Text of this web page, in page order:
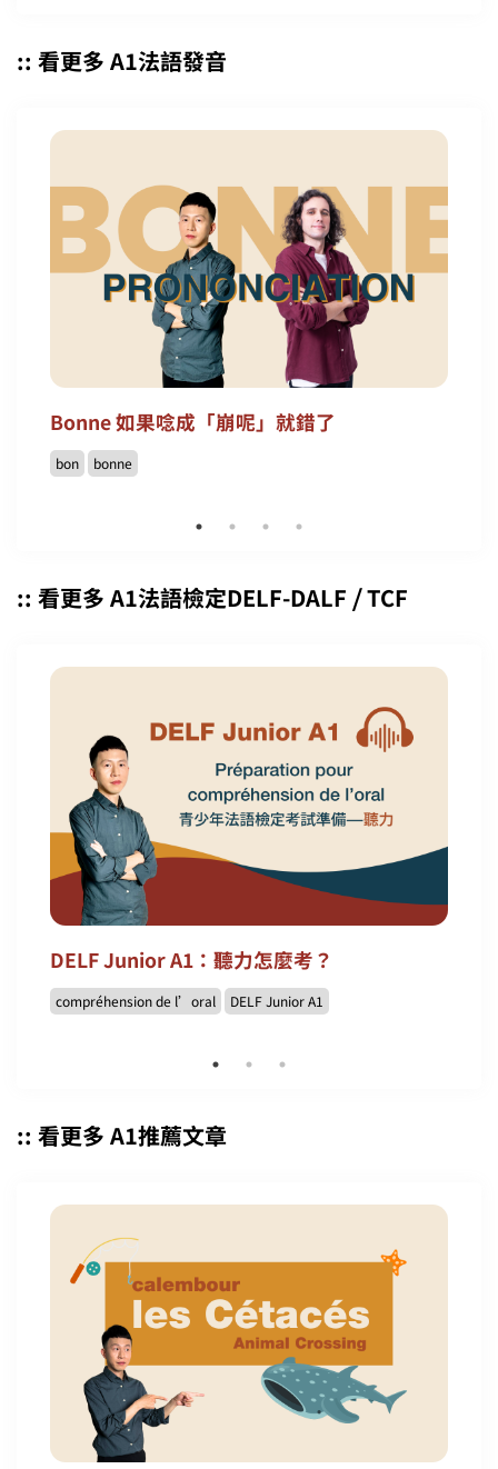
:: 看更多 A1法語發音
Bonne 如果唸成「崩呢」就錯了
bon bonne
:: 看更多 A1法語檢定DELF-DALF ⧸ TCF
DELF Junior A1：聽力怎麼考？
compréhension de l’oral DELF Junior A1
:: 看更多 A1推薦文章